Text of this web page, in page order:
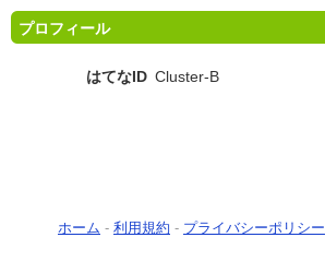
プロフィール
はてなID Cluster-B
ホーム - 利用規約 - プライバシーポリシー